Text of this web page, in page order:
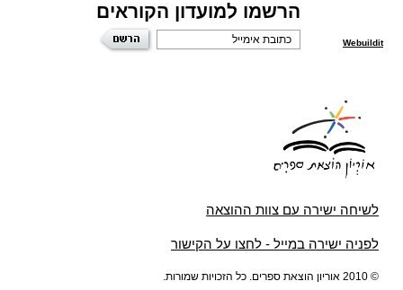
הרשמו למועדון הקוראים
לשיחה ישירה עם צוות ההוצאה
לפניה ישירה במייל - לחצו על הקישור
© 2010 אוריון הוצאת ספרים. כל הזכויות שמורות.
Webuildit